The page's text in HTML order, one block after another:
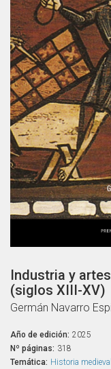
Industria y
(siglos XIII-XV)
Germán Navarro
Año de edición: 2025
Nº páginas: 318
Temática: Historia medieval